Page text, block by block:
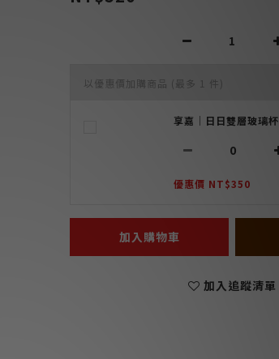
以優惠價加購商品 (最多 1 件)
享嘉｜日日雙層玻璃杯
優惠價 NT$350
加入購物車
加入追蹤清單